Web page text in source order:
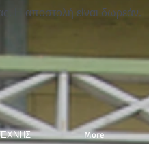
Η αποστολή είναι δωρεάν.
More